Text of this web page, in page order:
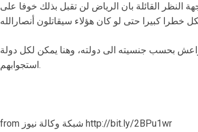
النظر القائلة بان الرياض لن تقبل بذلك خوفا على
بحسب جنسيته الى دولته، وهنا يمكن لكل دولة
استجوابهم.
from شبكة وكالة نيوز http://bit.ly/2BPu1wr